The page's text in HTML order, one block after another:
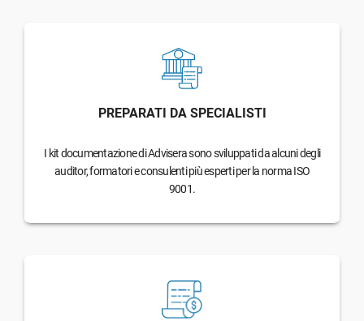
PREPARATI DA SPECIALISTI
I kit documentazione di Advisera sono sviluppati da alcuni degli
auditor, formatori e consulenti più esperti per la norma ISO
9001.